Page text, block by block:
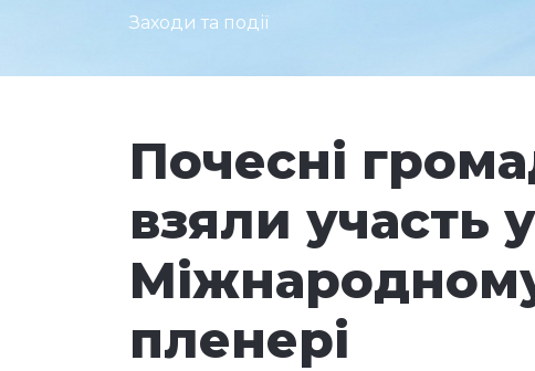
Заходи та події
Почесні
взяли участь
пленері